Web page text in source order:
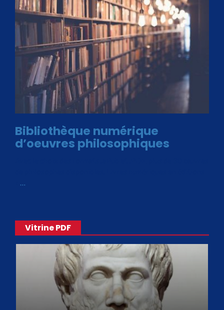
Bibliothèque numérique
d’oeuvres philosophiques
…
Vitrine PDF